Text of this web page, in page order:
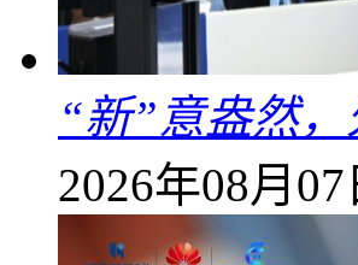
“新”意盎然
2026年08月